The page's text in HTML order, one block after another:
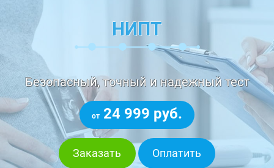
НИПТ
Безопасный, точный и надежный тест
от 24 999 руб.
Заказать Оплатить